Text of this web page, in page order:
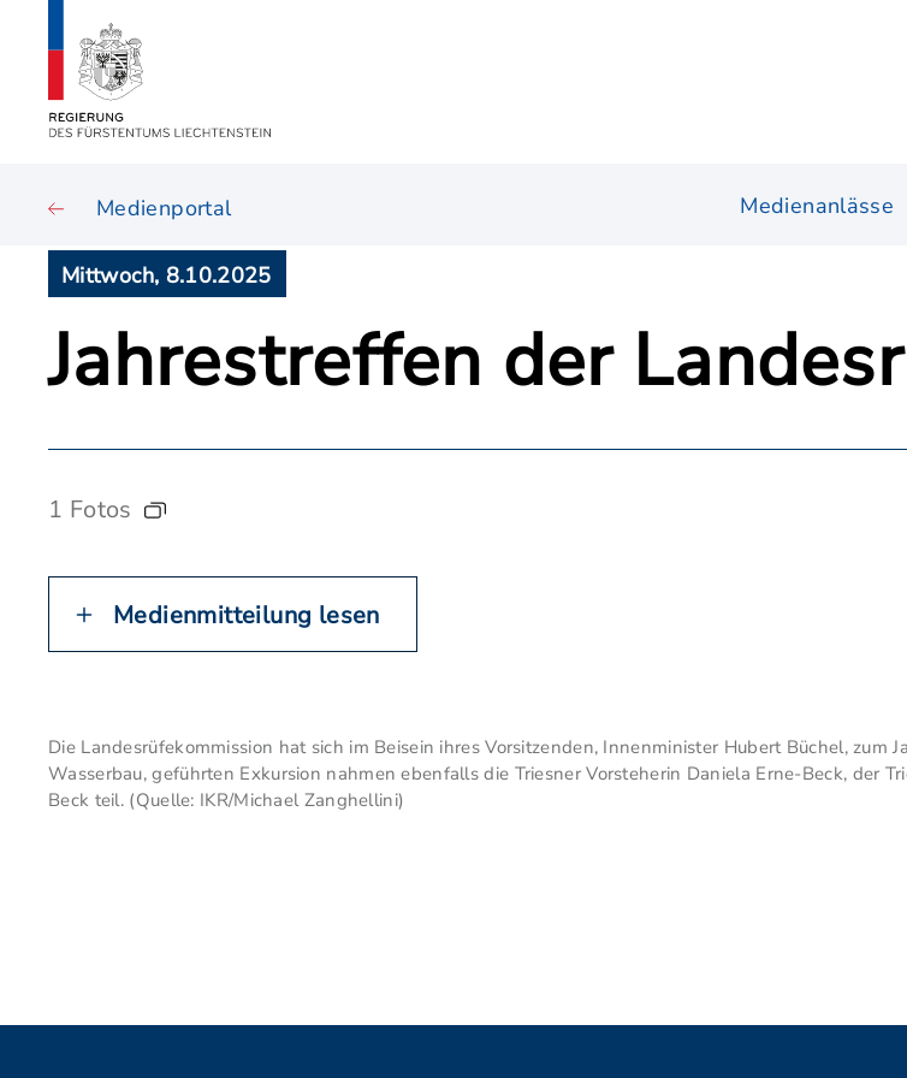
Medienportal Medienanlässe
Mittwoch, 8.10.2025
Jahrestreffen der
1 Fotos
Medienmitteilung lesen
Die Landesrüfekommission hat sich im Beisein ihres Vorsitzenden, Innenminister Hubert Büchel,
Wasserbau, geführten Exkursion nahmen ebenfalls die Triesner Vorsteherin Daniela Erne-Beck, der
Beck teil. (Quelle: IKR/Michael Zanghellini)